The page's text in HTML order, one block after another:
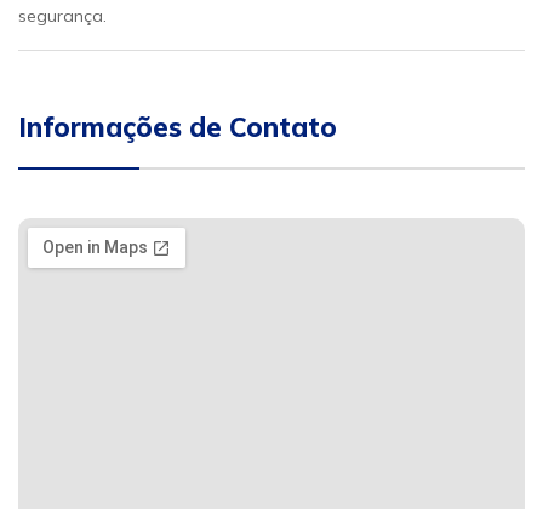
segurança.
Informações de Contato